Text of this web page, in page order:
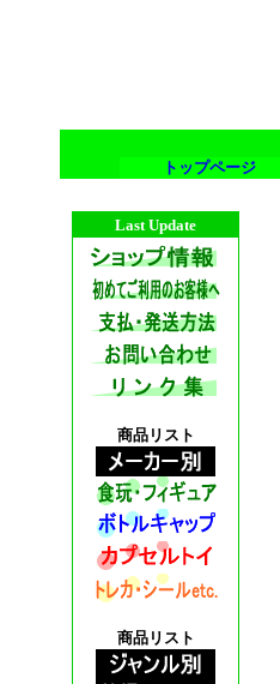
トップページ
Last Update
商品リスト
商品リスト